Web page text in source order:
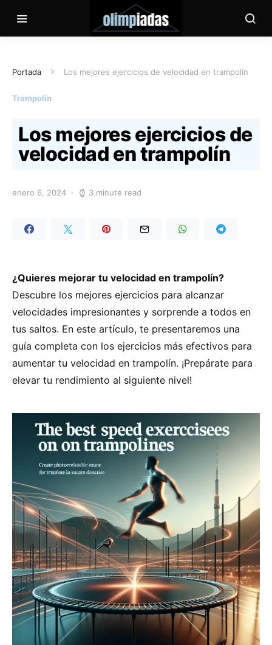
Portada Los mejores ejercicios de velocidad en trampolín
Trampolín
Los mejores ejercicios de
velocidad en trampolín
enero 6, 2024 3 minute read
¿Quieres mejorar tu velocidad en trampolín?
Descubre los mejores ejercicios para alcanzar
velocidades impresionantes y sorprende a todos en
tus saltos. En este artículo, te presentaremos una
guía completa con los ejercicios más efectivos para
aumentar tu velocidad en trampolín. ¡Prepárate para
elevar tu rendimiento al siguiente nivel!